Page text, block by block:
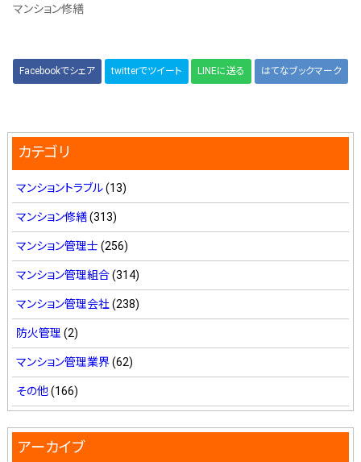
マンション修繕
Facebookでシェア twitterでツイート LINEに送る はてなブックマーク
カテゴリ
マンショントラブル(13)
マンション修繕(313)
マンション管理士 (256)
マンション管理組合(314)
マンション管理会社 (238)
防火管理 (2)
マンション管理業界(62)
その他(166)
アーカイブ